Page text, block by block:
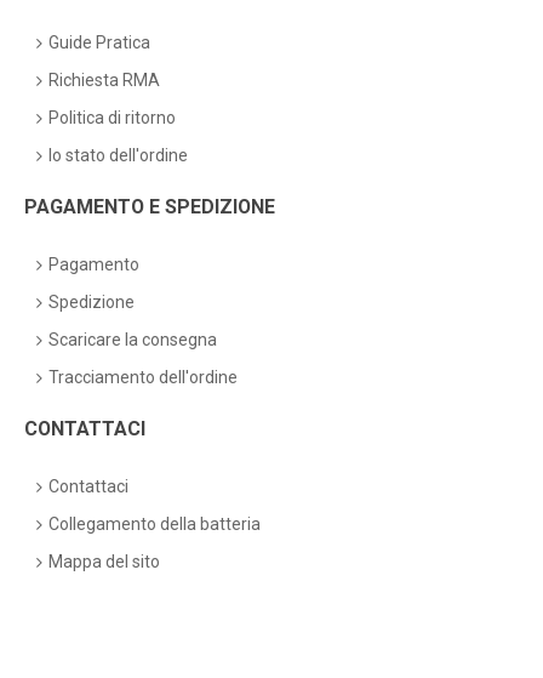
Guide Pratica
Richiesta RMA
Politica di ritorno
lo stato dell'ordine
PAGAMENTO E SPEDIZIONE
Pagamento
Spedizione
Scaricare la consegna
Tracciamento dell'ordine
CONTATTACI
Contattaci
Collegamento della batteria
Mappa del sito